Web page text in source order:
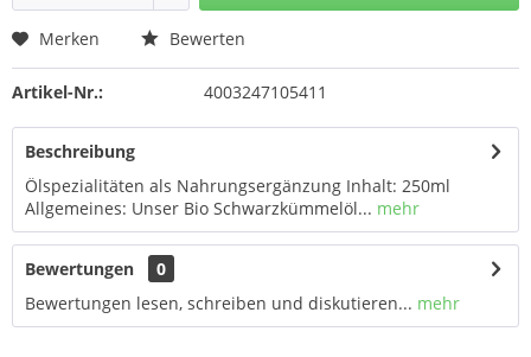
Merken Bewerten
Artikel-Nr.: 4003247105411
Beschreibung
Ölspezialitäten als Nahrungsergänzung Inhalt: 250ml
Allgemeines: Unser Bio Schwarzkümmelöl... mehr
Bewertungen
0
Bewertungen lesen, schreiben und diskutieren... mehr